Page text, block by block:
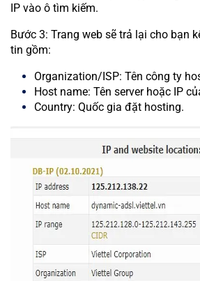
IP vào ô tìm kiếm.
Bước 3: Trang web sẽ trả lại cho bạn
tin gồm:
Organization/ISP: Tên công ty
Host name: Tên server hoặc IP
Country: Quốc gia đặt hosting.